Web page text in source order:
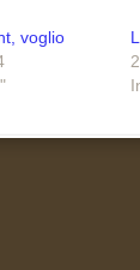
voglio